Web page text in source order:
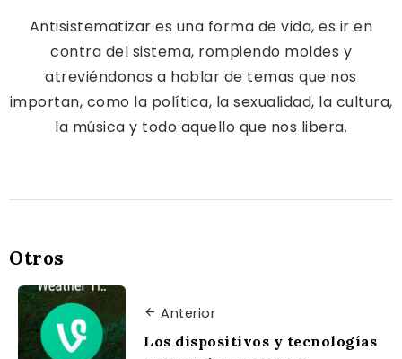
Antisistematizar es una forma de vida, es ir en
contra del sistema, rompiendo moldes y
atreviéndonos a hablar de temas que nos
importan, como la política, la sexualidad, la cultura,
la música y todo aquello que nos libera.
Otros
Anterior
Los dispositivos y tecnologías